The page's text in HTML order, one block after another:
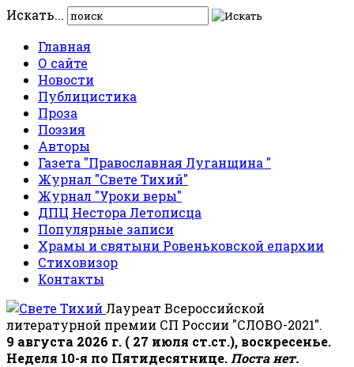
Искать...
Главная
О сайте
Новости
Публицистика
Проза
Поэзия
Авторы
Газета "Православная Луганщина "
Журнал "Свете Тихий"
Журнал "Уроки веры"
ДПЦ Нестора Летописца
Популярные записи
Храмы и святыни Ровеньковской епархии
Стиховизор
Контакты
Лауреат Всероссийской
литературной премии СП России "СЛОВО-2021".
9 августа 2026 г. ( 27 июля ст.ст.), воскресенье.
Неделя 10-я по Пятидесятнице. Поста нет.